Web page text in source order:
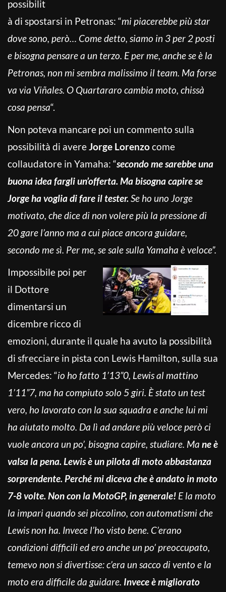
possibilit
à di spostarsi in Petronas: “mi piacerebbe più star
dove sono, però… Come detto, siamo in 3 per 2 posti
e bisogna pensare a un terzo. E per me, anche se è la
Petronas, non mi sembra malissimo il team. Ma forse
va via Viñales. O Quartararo cambia moto, chissà
cosa pensa“.
Non poteva mancare poi un commento sulla
possibilità di avereJorge Lorenzocome
collaudatore in Yamaha: “secondo me sarebbe una
buona idea fargli un’offerta. Ma bisogna capire se
Jorge ha voglia di fare il tester.Se ho uno Jorge
motivato, che dice di non volere più la pressione di
20 gare l’anno ma a cui piace ancora guidare,
secondo me sì. Per me, se sale sulla Yamaha è veloce”.
Impossibile poi per
il Dottore
dimentarsi un
dicembre ricco di
emozioni, durante il quale ha avuto la possibilità
di sfrecciare in pista con Lewis Hamilton, sulla sua
Mercedes: “io ho fatto 1’13”0, Lewis al mattino
1’11”7, ma ha compiuto solo 5 giri. È stato un test
vero, ho lavorato con la sua squadra e anche lui mi
ha aiutato molto. Da lì ad andare più veloce però ci
vuole ancora un po’, bisogna capire, studiare. Ma ne è
valsa la pena. Lewis è un pilota di moto abbastanza
sorprendente. Perché mi diceva che è andato in moto
7-8 volte. Non con la MotoGP, in generale! E la moto
la impari quando sei piccolino, con automatismi che
Lewis non ha. Invece l’ho visto bene. C’erano
condizioni difficili ed ero anche un po’ preoccupato,
temevo non si divertisse: c’era un sacco di vento e la
moto era difficile da guidare. Invece è migliorato